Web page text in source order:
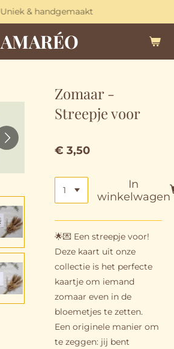
AMARÉO
Uniek & handgemaakt
Zomaar -
Streepje voor
€ 3,50
In
winkelwagen
🌟💌 Een streepje voor!
Deze kaart uit onze
collectie is het perfecte
kaartje om iemand
zomaar even in de
bloemetjes te zetten.
Een originele manier om
te zeggen: jij bent